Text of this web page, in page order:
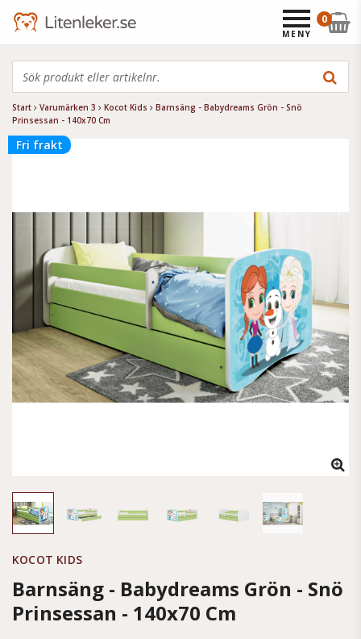
Start Varumärken 3 Kocot Kids
Barnsäng - Babydreams Grön - Snö
Prinsessan - 140x70 Cm
Fri frakt
KOCOT KIDS
Barnsäng - Babydreams Grön - Snö
Prinsessan - 140x70 Cm
0
MENY